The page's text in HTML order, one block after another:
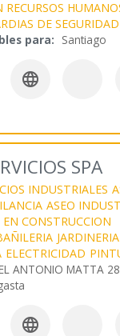
DE SEGURIDAD
para: Santiago

SPA
INDUSTRIALES
ASEO
CONSTRUCCION
JARDINERIA
ELECTRICIDAD
ANTONIO MATTA
